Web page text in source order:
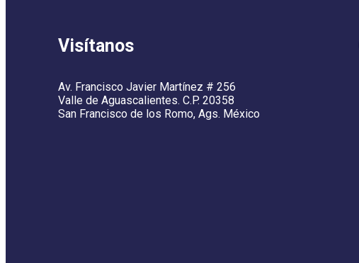
Visítanos
Av. Francisco Javier Martínez # 256
Valle de Aguascalientes. C.P. 20358
San Francisco de los Romo, Ags. México